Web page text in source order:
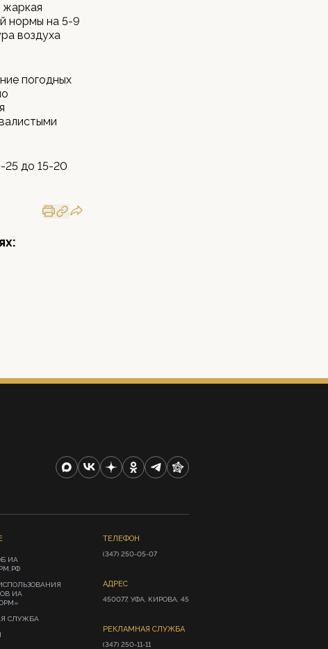
нормы на 5-9
воздуха
погодных
25 до 15-20
ИА
ИА
СЛУЖБА
ТЕЛЕФОН
(347) 250-05-07
АДРЕС
450077, УФА, КИРОВА, 45
РЕКЛАМНАЯ СЛУЖБА
(347) 250-11-11